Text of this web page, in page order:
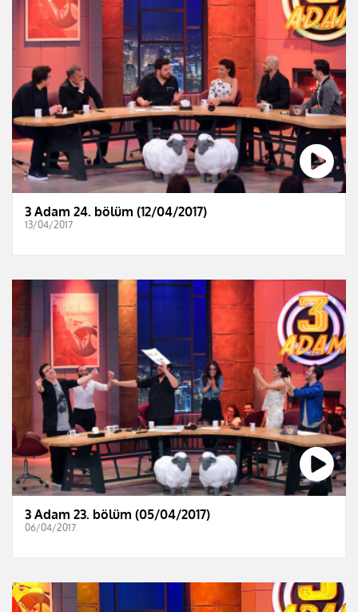
3 Adam 24. bölüm (12/04/2017)
13/04/2017
3 Adam 23. bölüm (05/04/2017)
06/04/2017